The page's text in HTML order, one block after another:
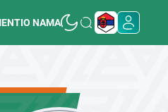
O NAMA